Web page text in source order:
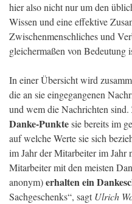
hier also nicht nur um den
Wissen und eine effektive
Zwischenmenschliches und
gleichermaßen von Bedeutung
In einer Übersicht wird
die an sie eingegangenen
und wem die Nachrichten
Danke-Punktesie bereits im
auf welche Werte sie sich
im Jahr der Mitarbeiter im
Mitarbeiter mit den meisten
anonym)erhalten ein
Sachgeschenks“, sagtUlrich